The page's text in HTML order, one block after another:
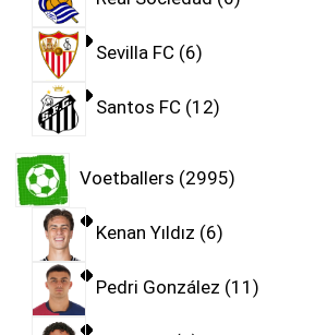
Sevilla FC 6
Santos FC 12
Voetballers 2995
Kenan Yıldız 6
Pedri González 11